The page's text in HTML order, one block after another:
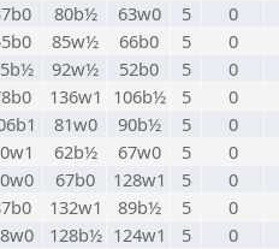
80b½ 63w0 5 0
85w½ 66b0 5 0
92w½ 52b0 5 0
136w1 106b½ 5 0
81w0 90b½ 5 0
62b½ 67w0 5 0
67b0 128w1 5 0
132w1 89b½ 5 0
128b½ 124w1 5 0